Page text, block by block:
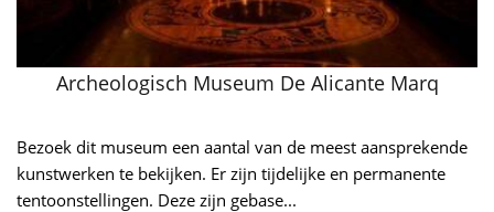
Archeologisch Museum De Alicante Marq
Bezoek dit museum een ​​aantal van de meest aansprekende
kunstwerken te bekijken. Er zijn tijdelijke en permanente
tentoonstellingen. Deze zijn gebase...